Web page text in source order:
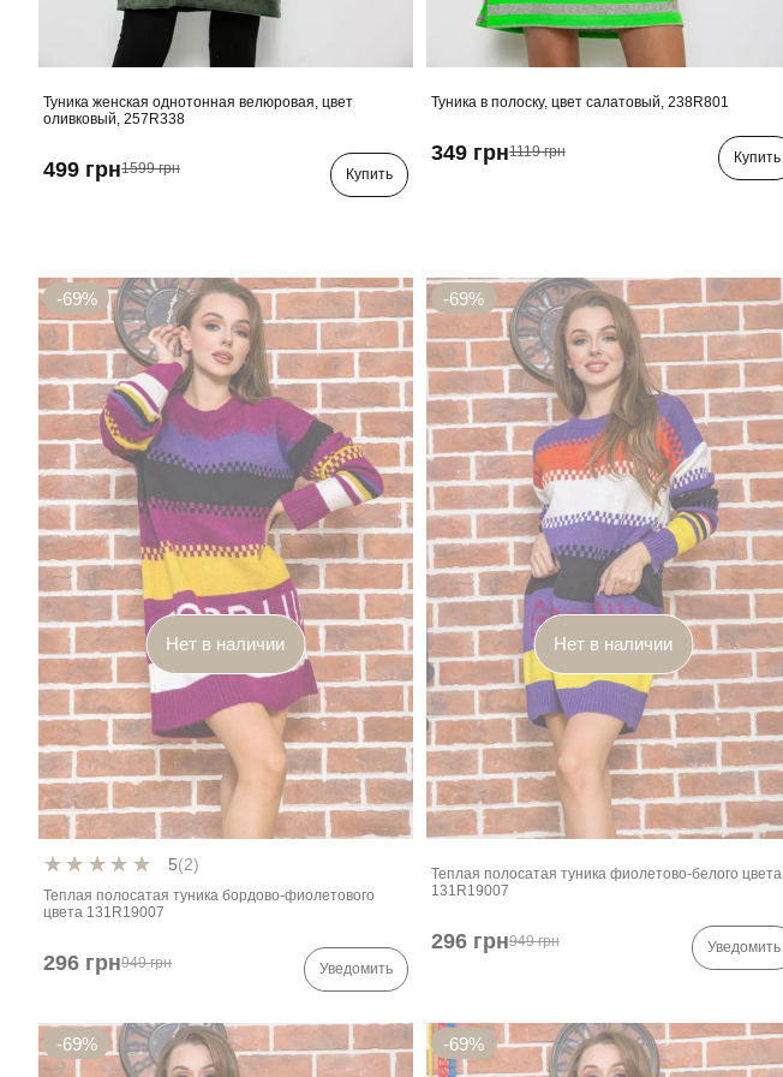
Туника женская однотонная велюровая, цвет
оливковый, 257R338
499 грн1599 грн Купить
Туника в полоску, цвет салатовый, 238R801
349 грн1119 грн Купить
-69%
Нет в наличии
5(2)
Теплая полосатая туника бордово-фиолетового
цвета 131R19007
296 грн949 грн Уведомить
-69%
Нет в наличии
Теплая полосатая туника фиолетово-белого цвета
131R19007
296 грн949 грн Уведомить
-69% -69%